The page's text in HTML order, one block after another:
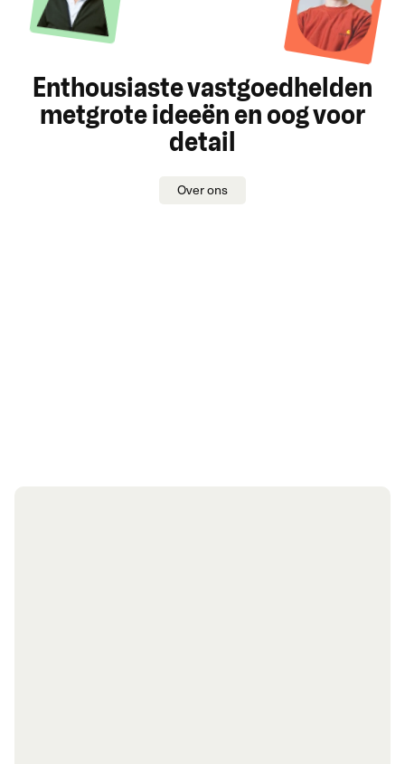
Enthousiaste vastgoedhelden
metgrote ideeën en oog voor
detail
Over ons